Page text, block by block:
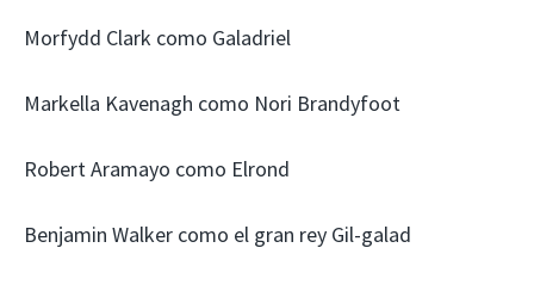
Morfydd Clark como Galadriel
Markella Kavenagh como Nori Brandyfoot
Robert Aramayo como Elrond
Benjamin Walker como el gran rey Gil-galad